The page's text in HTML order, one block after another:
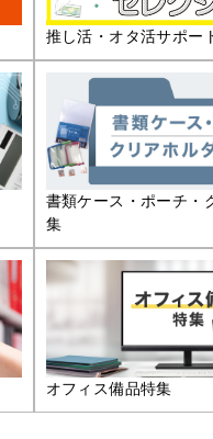
推し活・オタ活サポー
書類ケース・ポーチ・
集
オフィス備品特集